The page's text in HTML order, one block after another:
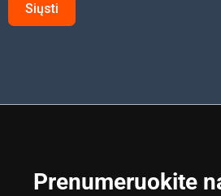
Siųsti
Prenumeruokite